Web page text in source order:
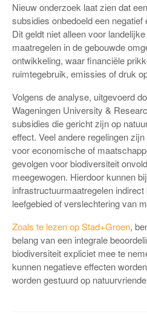
Nieuw onderzoek laat zien dat
subsidies onbedoeld een
Dit geldt niet alleen voor
maatregelen in de gebouwde
ontwikkeling, waar financiële
ruimtegebruik, emissies of druk
Volgens de analyse, uitgevoerd
Wageningen University &
subsidies die gericht zijn op
effect. Veel andere regelingen
voor economische of
gevolgen voor biodiversiteit
meegewogen. Hierdoor kunnen
infrastructuurmaatregelen
leefgebied of verslechtering van
Zoals te lezen op Stad+Groen,
belang van een integrale
biodiversiteit expliciet mee te
kunnen negatieve effecten
worden gestuurd op